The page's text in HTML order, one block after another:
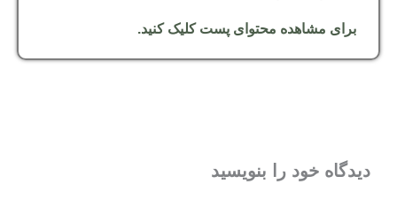
برای مشاهده محتوای پست کلیک کنید.
دیدگاه‌ خود را بنویسید